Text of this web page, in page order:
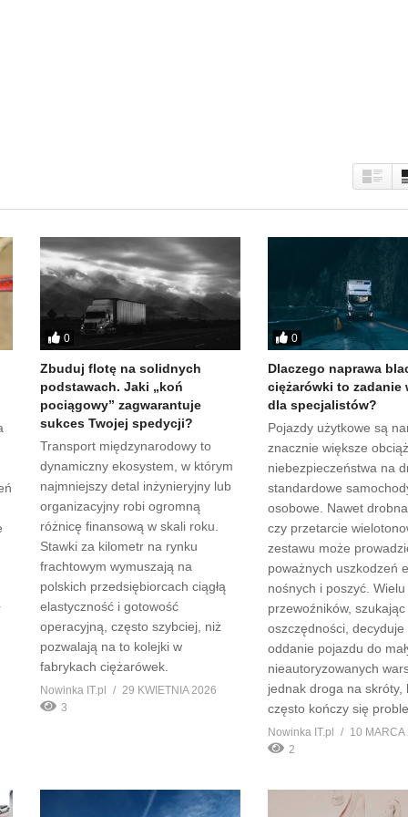
0
Zbuduj flotę na solidnych
podstawach. Jaki „koń
pociągowy” zagwarantuje
sukces Twojej spedycji?
Transport międzynarodowy to
dynamiczny ekosystem, w którym
najmniejszy detal inżynieryjny lub
organizacyjny robi ogromną
różnicę finansową w skali roku.
Stawki za kilometr na rynku
frachtowym wymuszają na
polskich przedsiębiorcach ciągłą
elastyczność i gotowość
operacyjną, często szybciej, niż
pozwalają na to kolejki w
fabrykach ciężarówek.
Nowinka IT.pl
29 KWIETNIA 2026
3
0
Dlaczego naprawa
ciężarówki to zadanie
dla specjalistów?
Pojazdy użytkowe są
znacznie większe
niebezpieczeństwa na
standardowe
osobowe. Nawet
czy przetarcie
zestawu może
poważnych uszkodzeń
nośnych i poszyć. Wielu
przewoźników, szukając
oszczędności, decyduje
oddanie pojazdu do
nieautoryzowanych
jednak droga na skróty,
często kończy się
Nowinka IT.pl
10 MARCA
2